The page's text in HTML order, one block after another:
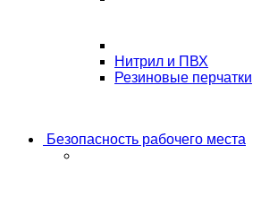
Нитрил и ПВХ
Резиновые перчатки
Безопасность рабочего места